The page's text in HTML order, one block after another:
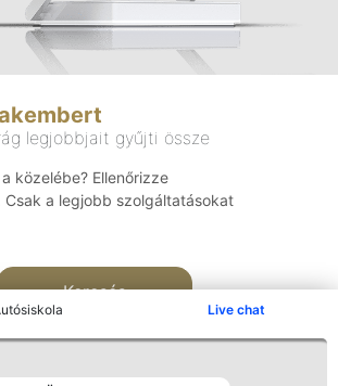
Live chat
legjobbjait gyűjti össze
közelébe? Ellenőrizze
Csak a legjobb szolgáltatásokat
Keresés